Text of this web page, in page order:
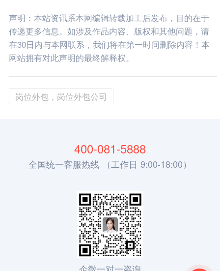
声明：本站资讯系本网编辑转载加工后发布，目的在于
传递更多信息。如涉及作品内容、版权和其他问题，请
在30日内与本网联系，我们将在第一时间删除内容！本
网站拥有对此声明的最终解释权。
岗位外包，岗位外包公司
400-081-5888
全国统一客服热线 （工作日 9:00-18:00）
企微一对一咨询